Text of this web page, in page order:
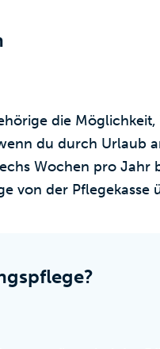
die
du durch Urlaub
Wochen pro
von der